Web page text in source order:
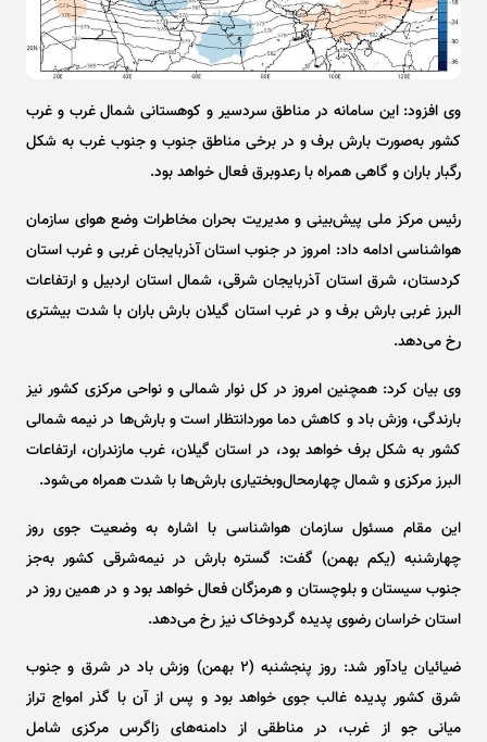
وی افزود: این سامانه در مناطق سردسیر و کوهستانی شمال غرب و غرب
کشور به‌صورت بارش برف و در برخی مناطق جنوب و جنوب غرب به شکل
رگبار باران و گاهی همراه با رعدوبرق فعال خواهد بود.
رئیس مرکز ملی پیش‌بینی و مدیریت بحران مخاطرات وضع هوای سازمان
هواشناسی ادامه داد: امروز در جنوب استان آذربایجان غربی و غرب استان
کردستان، شرق استان آذربایجان شرقی، شمال استان اردبیل و ارتفاعات
البرز غربی بارش برف و در غرب استان گیلان بارش باران با شدت بیشتری
رخ می‌دهد.
وی بیان کرد: همچنین امروز در کل نوار شمالی و نواحی مرکزی کشور نیز
بارندگی، وزش باد و کاهش دما موردانتظار است و بارش‌ها در نیمه شمالی
کشور به شکل برف خواهد بود، در استان گیلان، غرب مازندران، ارتفاعات
البرز مرکزی و شمال چهارمحال‌وبختیاری بارش‌ها با شدت همراه می‌شود.
این مقام مسئول سازمان هواشناسی با اشاره به وضعیت جوی روز
چهارشنبه (یکم بهمن) گفت: گستره بارش در نیمه‌شرقی کشور به‌جز
جنوب سیستان و بلوچستان و هرمزگان فعال خواهد بود و در همین روز در
استان خراسان رضوی پدیده گردوخاک نیز رخ می‌دهد.
ضیائیان یادآور شد: روز پنجشنبه (۲ بهمن) وزش باد در شرق و جنوب
شرق کشور پدیده غالب جوی خواهد بود و پس از آن با گذر امواج تراز
میانی جو از غرب، در مناطقی از دامنه‌های زاگرس مرکزی شامل